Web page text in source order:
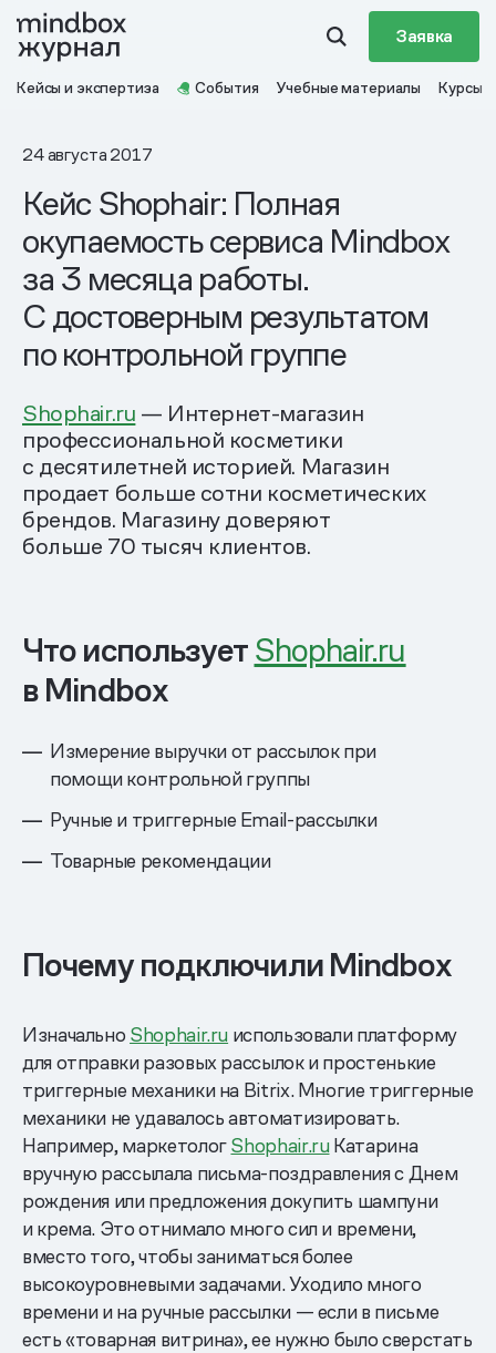
Заявка
Кейсы и экспертиза События Учебные материалы Курсы
24 августа 2017
Кейс Shophair: Полная
окупаемость сервиса Mindbox
за 3 месяца работы.
С достоверным результатом
по контрольной группе
Shophair.ru — Интернет-магазин
профессиональной косметики
с десятилетней историей. Магазин
продает больше сотни косметических
брендов. Магазину доверяют
больше 70 тысяч клиентов.
Что используетShophair.ru
в Mindbox
Измерение выручки от рассылок при
помощи контрольной группы
Ручные и триггерные Email-рассылки
Товарные рекомендации
Почему подключили Mindbox
Изначально Shophair.ru использовали платформу
для отправки разовых рассылок и простенькие
триггерные механики на Bitrix. Многие триггерные
механики не удавалось автоматизировать.
Например, маркетологShophair.ruКатарина
вручную рассылала письма-поздравления с Днем
рождения или предложения докупить шампуни
и крема. Это отнимало много сил и времени,
вместо того, чтобы заниматься более
высокоуровневыми задачами. Уходило много
времени и на ручные рассылки — если в письме
есть «товарная витрина», ее нужно было сверстать